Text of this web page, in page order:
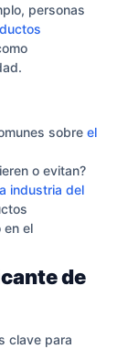
personas
sobre el
o evitan?
industria del
en el
de
clave para